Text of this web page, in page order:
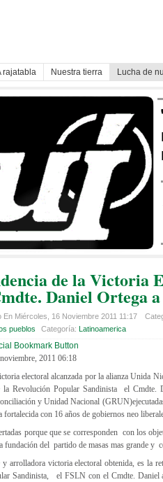
rajatabla Nuestra tierra Lucha de
de la Victoria
Daniel Ortega
En Miércoles, 16 Noviembre 2011 11:17
pueblos
Categoría: Latinoamerica
2011 06:18
electoral alcanzada por la alianza Unida
la Revolución Popular Sandinista el Cmdte.
y Unidad Nacional
fortalecida con 16 años de gobiernos neo
porque que se corresponden con los
fundación del partido de masas mas grande y
y arrolladora victoria electoral obtenida, es la
Sandinista, el FSLN con el Cmdte. Daniel